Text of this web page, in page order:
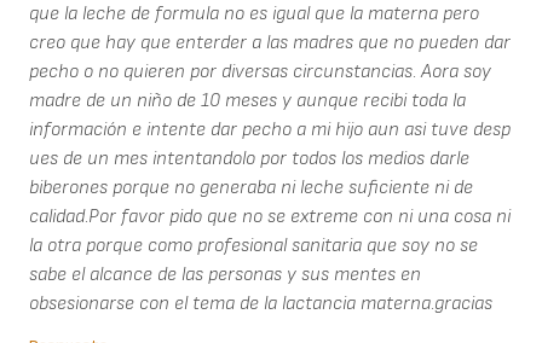
que la leche de formula no es igual que la materna pero
creo que hay que enterder a las madres que no pueden dar
pecho o no quieren por diversas circunstancias. Aora soy
madre de un niño de 10 meses y aunque recibi toda la
información e intente dar pecho a mi hijo aun asi tuve desp
ues de un mes intentandolo por todos los medios darle
biberones porque no generaba ni leche suficiente ni de
calidad.Por favor pido que no se extreme con ni una cosa ni
la otra porque como profesional sanitaria que soy no se
sabe el alcance de las personas y sus mentes en
obsesionarse con el tema de la lactancia materna.gracias